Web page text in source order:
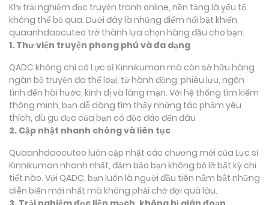
Khi trải nghiệm đọc truyện tranh online, nền tảng là yếu tố
không thể bỏ qua. Dưới đây là những điểm nổi bật khiến
quaanhdaocuteo trở thành lựa chọn hàng đầu cho bạn:
1. Thư viện truyện phong phú và đa dạng
QADC không chỉ có Lực sĩ Kinnikuman mà còn sở hữu hàng
ngàn bộ truyện đa thể loại, từ hành động, phiêu lưu, ngôn
tình đến hài hước, kinh dị và lãng mạn. Với hệ thống tìm kiếm
thông minh, bạn dễ dàng tìm thấy những tác phẩm yêu
thích, dù gu đọc của bạn có độc đáo đến đâu
2. Cập nhật nhanh chóng và liên tục
Quaanhdaocuteo luôn cập nhật các chương mới của Lực sĩ
Kinnikuman nhanh nhất, đảm bảo bạn không bỏ lỡ bất kỳ chi
tiết nào. Với QADC, bạn luôn là người đầu tiên nắm bắt những
diễn biến mới nhất mà không phải chờ đợi quá lâu.